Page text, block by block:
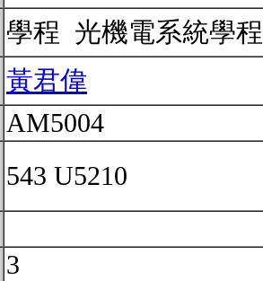
學程 光機電系統學
黃君偉
AM5004
543 U5210
3